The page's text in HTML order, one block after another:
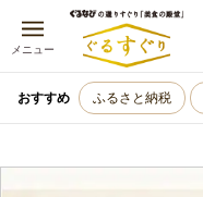
メニュー
おすすめ ふるさと納税